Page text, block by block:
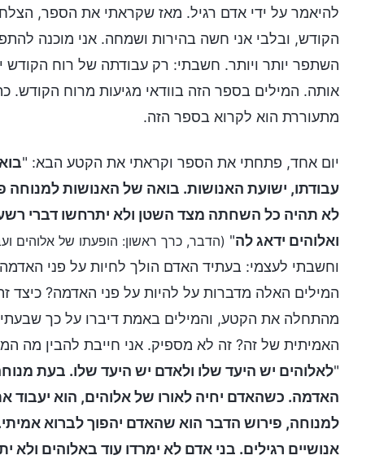
להיאמר על ידי אדם רגיל. מאז שקראתי את הספר,
הקודש, ובלבי אני חשה בהירות ושמחה. אני מוכנה
השתפר יותר ויותר. חשבתי: רק עבודתה של רוח הקודש
אותה. המילים בספר הזה בוודאי מגיעות מרוח הקודש.
מתעוררת הוא לקרוא בספר הזה.
יום אחד, פתחתי את הספר וקראתי את הקטע הבא: "
עבודתו, ישועת האנושות. בואה של האנושות למנוחה
לא תהיה כל השחתה מצד השטן ולא יתרחשו דברי
ואלוהים ידאג לה" (הדבר, כרך ראשון: הופעתו של אלוהים
וחשבתי לעצמי: בעתיד האדם הולך לחיות על פני
המילים האלה מדברות על להיות על פני האדמה? כיצד
מהתחלה את הקטע, והמילים באמת דיברו על כך
האמיתית של זה? זה לא מספיק. אני חייבת להבין מה
"לאלוהים יש היעד שלו ולאדם יש היעד שלו. בעת
האדמה. כשהאדם יחיה לאורו של אלוהים, הוא
למנוחה, פירוש הדבר הוא שהאדם יהפוך לברוא
אנושיים רגילים. בני אדם לא ימרדו עוד באלוהים ולא